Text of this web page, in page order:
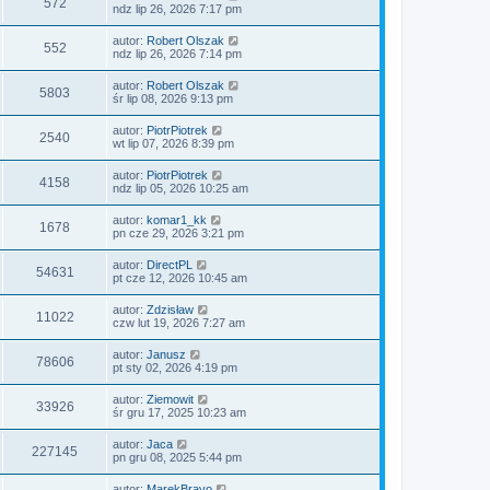
o
n
o
s
t
ł
o
n
n
i
p
o
s
t
572
d
ł
o
n
s
t
n
i
p
o
s
t
ndz lip 26, 2026 7:17 pm
552O
d
ł
o
n
O
s
t
n
i
p
o
s
t
autor: Robert Olszak
ndz lip 26, 2026 7:14 pm
5803
d
o
O
s
t
n
i
p
o
s
t
autor: Robert Olszak
śr lip 08, 2026 9:13 pm
2540O
d
o
n
O
s
t
n
i
p
o
s
t
autor: PiotrPiotrek
wt lip 07, 2026 8:39 pm
4158
d
ł
o
n
O
s
t
n
i
p
o
s
t
autor: PiotrPiotrek
ndz lip 05, 2026 10:25 am
1678
d
ł
o
n
O
s
t
n
i
p
o
s
t
autor: komar1_kk
pn cze 29, 2026 3:21 pm
54631
d
ł
o
n
O
s
t
n
i
p
o
s
t
autor: DirectPL
pt cze 12, 2026 10:45 am
11022O
d
ł
o
n
O
s
t
n
i
p
o
s
t
autor: Zdzisław
czw lut 19, 2026 7:27 am
78606O
d
ł
o
O
s
t
n
i
p
o
s
t
autor: Janusz
pt sty 02, 2026 4:19 pm
33926O
d
O
s
t
n
i
autor: Ziemowit
śr gru 17, 2025 10:23 am
227145
d
O
s
autor: Jaca
pn gru 08, 2025 5:44 pm